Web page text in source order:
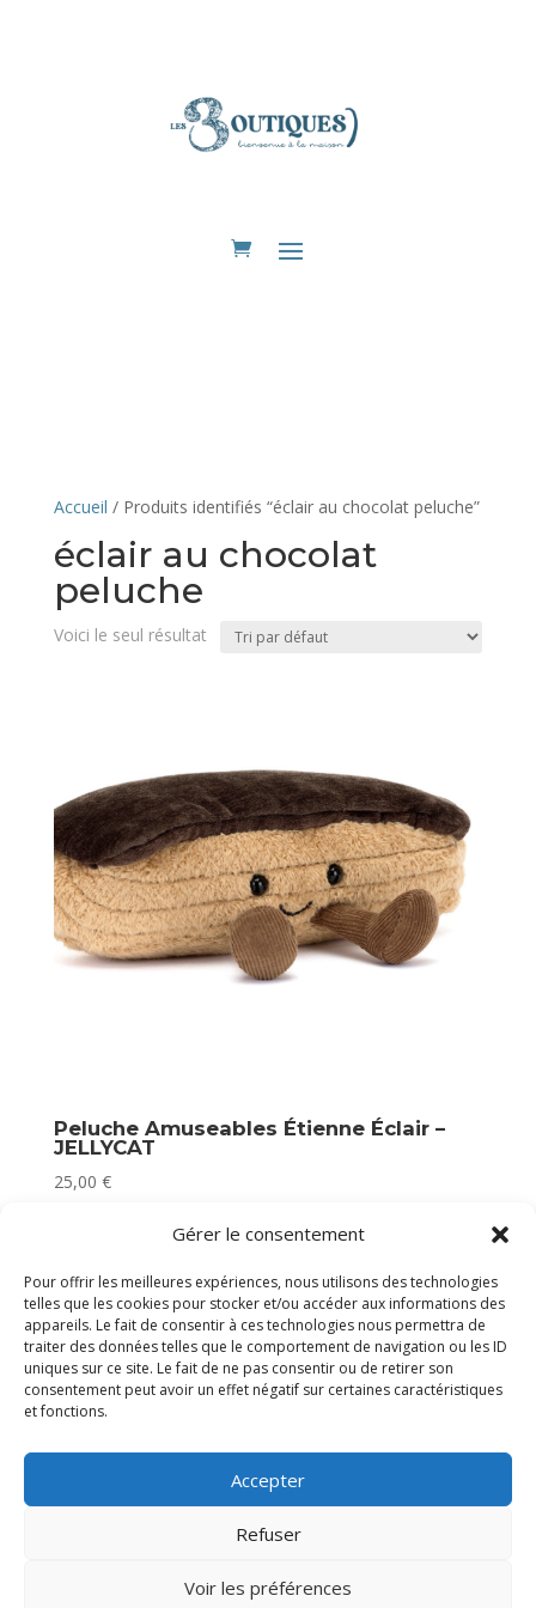
Gérer le consentement
Pour offrir les meilleures expériences, nous utilisons des technologies
telles que les cookies pour stocker et/ou accéder aux informations des
appareils. Le fait de consentir à ces technologies nous permettra de
traiter des données telles que le comportement de navigation ou les ID
uniques sur ce site. Le fait de ne pas consentir ou de retirer son
consentement peut avoir un effet négatif sur certaines caractéristiques
et fonctions.
Accepter
Refuser
Voir les préférences
Accueil / Produits identifiés “éclair au chocolat peluche”
éclair au chocolat
peluche
Voici le seul résultat
Peluche Amuseables Étienne Éclair –
JELLYCAT
25,00 €